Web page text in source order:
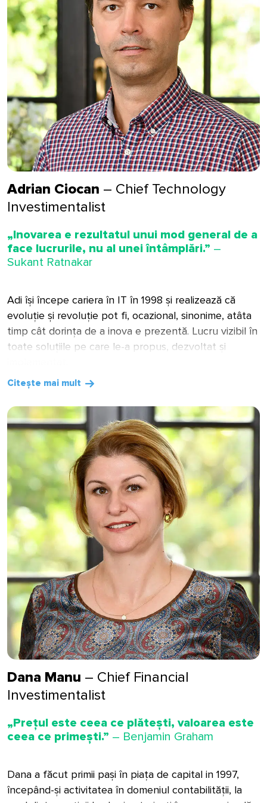
formidabile de profesioniști convins fiind
că împreună vom ajunge cât mai repede
să fim alegerea preferată a investitorilor
din România și nu numai.
Experiența extinsă a echipei,
omogenitatea și calitatea individuală a
membrilor săi sunt elemente care ne vor
ajuta să atingem obiectivele îndrăznețe
pe care ni le propunem.
Adrian Ciocan – Chief Technology
Investimentalist
„Inovarea e rezultatul unui mod general de a
face lucrurile, nu al unei întâmplări.” –
Sukant Ratnakar
Adi își începe cariera în IT în 1998 și realizează că
evoluție și revoluție pot fi, ocazional, sinonime, atâta
timp cât dorința de a inova e prezentă. Lucru vizibil în
toate soluțiile pe care le-a propus, dezvoltat și
De ce ai ales Investimental?
Avem o ocazie unică – de a crea o
soluție de investiții cu adevărat
revoluționară, care pune utilizatorul pe
primul loc. La Investimental putem cel
mai bine face asta folosind baza solidă
de la care plecăm, elementele inovative
pe care le stăpânim și experiența unei
echipei cu adevărat speciale.
Citește mai mult
Dana Manu – Chief Financial
Investimentalist
„Prețul este ceea ce plătești, valoarea este
ceea ce primești.” – Benjamin Graham
Dana a făcut primii pași în piața de capital in 1997,
începând-și activitatea în domeniul contabilității, la